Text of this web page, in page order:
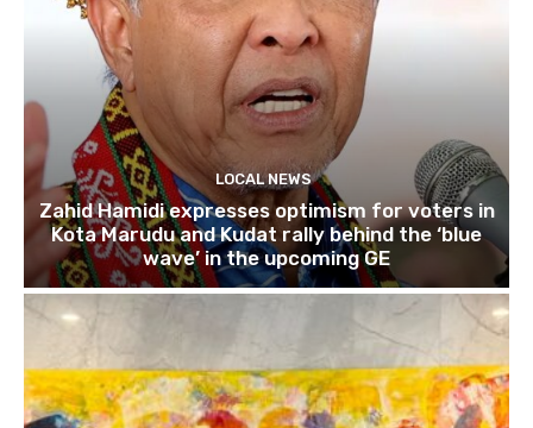
LOCAL NEWS
Zahid Hamidi expresses optimism for voters in
Kota Marudu and Kudat rally behind the ‘blue
wave’ in the upcoming GE